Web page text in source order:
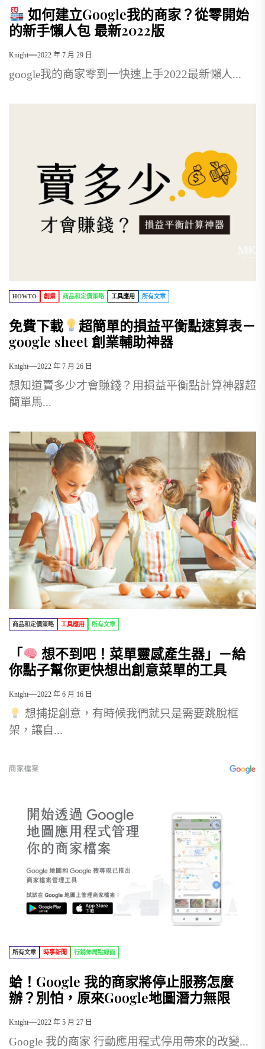
如何建立Google我的商家？從零開始
的新手懶人包 最新2022版
Knight 2022 年 7 月 29 日
google我的商家零到一快速上手2022最新懶人...
HOWTO 創業 商品和定價策略 工具應用 所有文章
免費下載
超簡單的損益平衡點速算表－
google sheet 創業輔助神器
Knight 2022 年 7 月 26 日
想知道賣多少才會賺錢？用損益平衡點計算神器超
簡單馬...
商品和定價策略 工具應用 所有文章
「
想不到吧！菜單靈感產生器」－給
你點子幫你更快想出創意菜單的工具
Knight 2022 年 6 月 16 日
想捕捉創意，有時候我們就只是需要跳脫框
架，讓自...
所有文章 時事新聞 行銷佈局點線面
蛤！Google 我的商家將停止服務怎麼
辦？別怕，原來Google地圖潛力無限
Knight 2022 年 5 月 27 日
Google 我的商家 行動應用程式停用帶來的改變...